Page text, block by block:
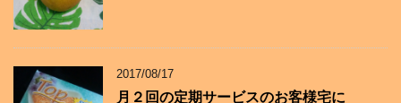
2017/08/17
月２回の定期サービスのお客様宅に